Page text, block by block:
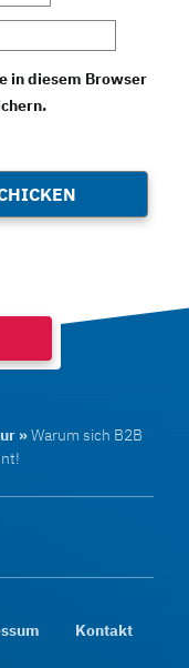
in diesem Browser
»Warum sich B2B
Kontakt